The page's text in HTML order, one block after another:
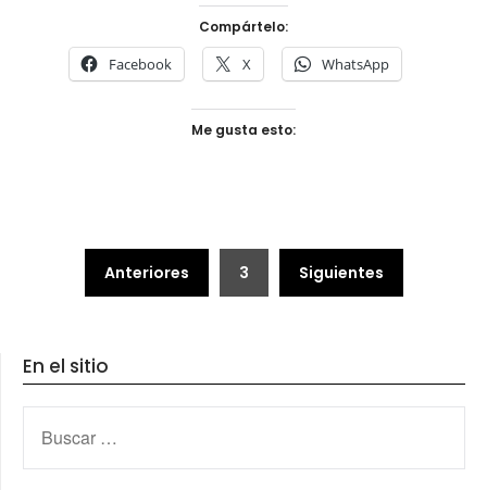
Compártelo:
Facebook X WhatsApp
Me gusta esto:
PaginaciónAnteriores 3 Siguientes
En el sitio